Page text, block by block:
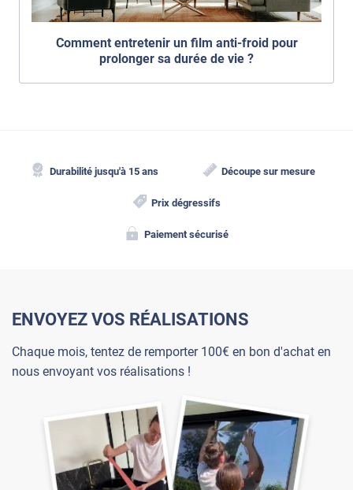
Comment entretenir un film anti-froid pour
prolonger sa durée de vie ?
Durabilité jusqu'à 15 ans Découpe sur mesure
Prix dégressifs
Paiement sécurisé
ENVOYEZ VOS RÉALISATIONS
Chaque mois, tentez de remporter 100€ en bon d'achat en
nous envoyant vos réalisations !